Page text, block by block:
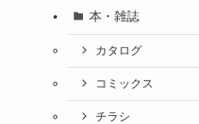
本・雑誌
カタログ
コミックス
チラシ